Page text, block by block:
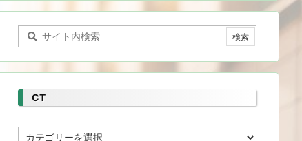
CT
CT